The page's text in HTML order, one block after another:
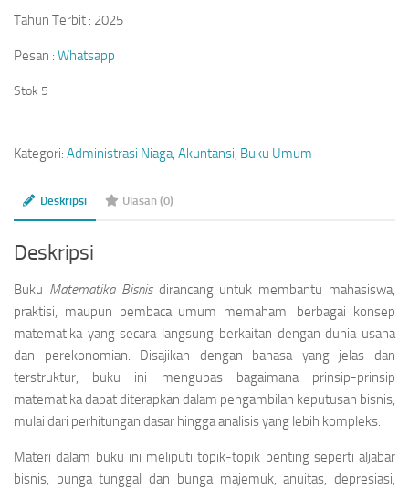
Tahun Terbit : 2025
Pesan : Whatsapp
Stok 5
Kategori: Administrasi Niaga, Akuntansi, Buku Umum
Deskripsi Ulasan (0)
Deskripsi
Buku Matematika Bisnisdirancang untuk membantu mahasiswa,
praktisi, maupun pembaca umum memahami berbagai konsep
matematika yang secara langsung berkaitan dengan dunia usaha
dan perekonomian. Disajikan dengan bahasa yang jelas dan
terstruktur, buku ini mengupas bagaimana prinsip-prinsip
matematika dapat diterapkan dalam pengambilan keputusan bisnis,
mulai dari perhitungan dasar hingga analisis yang lebih kompleks.
Materi dalam buku ini meliputi topik-topik penting seperti aljabar
bisnis, bunga tunggal dan bunga majemuk, anuitas, depresiasi,